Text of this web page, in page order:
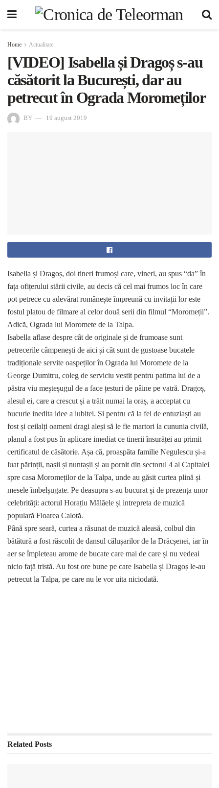
Home Actualitate
[VIDEO] Isabella și Dragoș s-au
căsătorit la București, dar au
petrecut în Ograda Moromeților
BY 19 august 2019
Isabella și Dragoș, doi tineri frumoși care, vineri, au spus “da” în
fața ofițerului stării civile, au decis că cel mai frumos loc în care
pot petrece cu adevărat românește împreună cu invitații lor este
fostul platou de filmare al celor două serii din filmul “Moromeții”.
Adică, Ograda lui Moromete de la Talpa.
Isabella aflase despre cât de originale și de frumoase sunt
petrecerile câmpenești de aici și cât sunt de gustoase bucatele
tradiționale servite oaspeților în Ograda lui Moromete de la
George Dumitru, coleg de serviciu vestit pentru patima lui de a
păstra viu meșteșugul de a face țesturi de pâine pe vatră. Dragoș,
alesul ei, care a crescut și a trăit numai la oraș, a acceptat cu
bucurie inedita idee a iubitei. Și pentru că la fel de entuziaști au
fost și ceilalți oameni dragi aleși să le fie martori la cununia civilă,
planul a fost pus în aplicare imediat ce tinerii însurăței au primit
certificatul de căsătorie. Așa că, proaspăta familie Negulescu și-a
luat părinții, nașii și nuntașii și au pornit din sectorul 4 al Capitalei
spre casa Moromeților de la Talpa, unde au găsit curtea plină și
mesele îmbelșugate. Pe deasupra s-au bucurat și de prezența unor
celebrități: actorul Horațiu Mălăele și intrepreta de muzică
populară Floarea Calotă.
Până spre seară, curtea a răsunat de muzică aleasă, colbul din
bătătură a fost răscolit de dansul călușarilor de la Drăcșenei, iar în
aer se împleteau arome de bucate care mai de care și nu vedeai
nicio față tristă. Au fost ore bune pe care Isabella și Dragoș le-au
petrecut la Talpa, pe care nu le vor uita niciodată.
Related Posts